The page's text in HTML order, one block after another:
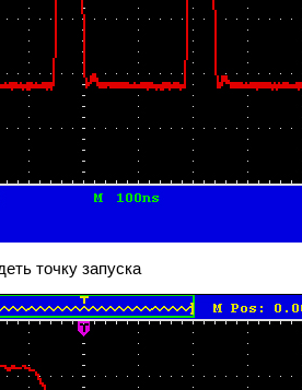
точку запуска